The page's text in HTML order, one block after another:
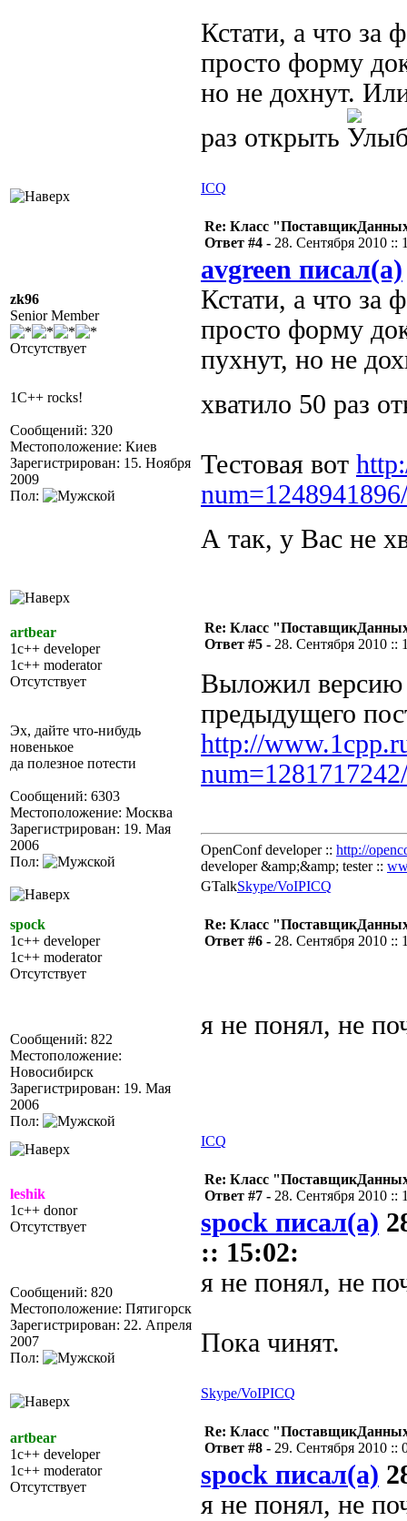
Кстати, а что за
просто форму
но не дохнут.
раз открыть
ICQ
zk96
Senior Member
Отсутствует
1C++ rocks!
Сообщений: 320
Местоположение: Киев
Зарегистрирован: 15. Ноября
2009
Пол:
Re: Класс
Ответ #4 - 28. Сентября 2010 ::
avgreen писал(а)
Кстати, а что за
просто форму
пухнут, но не
хватило 50 раз
Тестовая вот
А так, у Вас не
artbear
1c++ developer
1c++ moderator
Отсутствует
Эх, дайте что-нибудь
новенькое
да полезное потести
Сообщений: 6303
Местоположение: Москва
Зарегистрирован: 19. Мая
2006
Пол:
Re: Класс
Ответ #5 - 28. Сентября 2010 ::
Выложил версию
предыдущего
http://
OpenConf developer :: http://
developer &amp;&amp; tester ::
GTalkSkype/VoIPICQ
spock
1c++ developer
1c++ moderator
Отсутствует
Сообщений: 822
Местоположение:
Новосибирск
Зарегистрирован: 19. Мая
2006
Пол:
Re: Класс
Ответ #6 - 28. Сентября 2010 ::
я не понял, не
ICQ
leshik
1c++ donor
Отсутствует
Сообщений: 820
Местоположение: Пятигорск
Зарегистрирован: 22. Апреля
2007
Пол:
Re: Класс
Ответ #7 - 28. Сентября 2010 ::
spock писал(а)
:: 15:02:
я не понял, не
Пока чинят.
Skype/VoIPICQ
artbear
1c++ developer
1c++ moderator
Отсутствует
Re: Класс
Ответ #8 - 29. Сентября 2010 ::
spock писал(а)
я не понял, не